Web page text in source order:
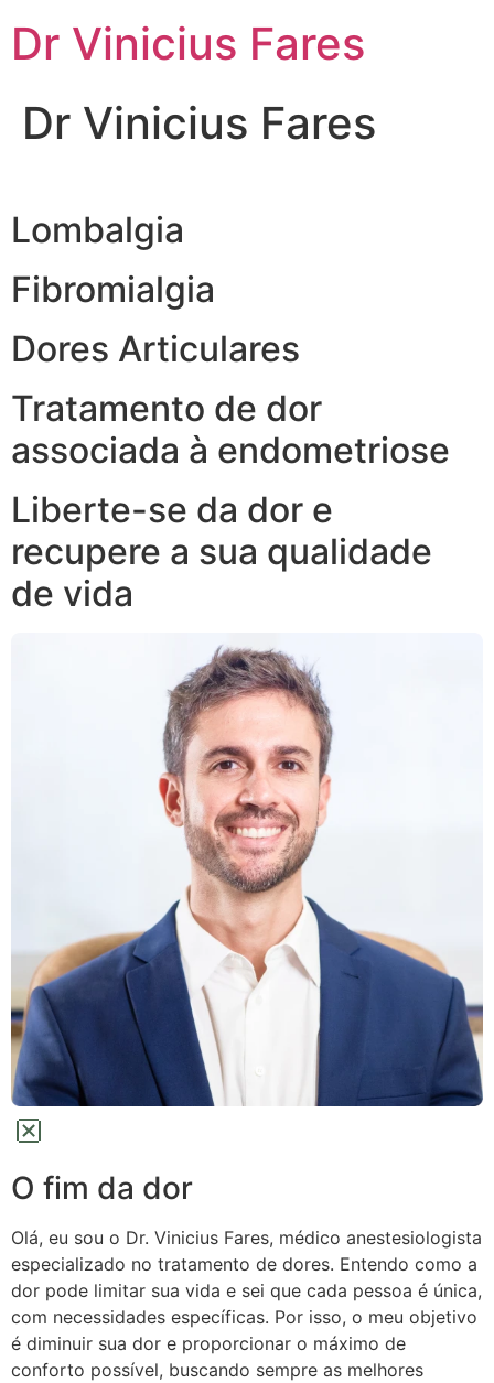
para
Dr Vinicius Fares
Dr Vinicius Fares
Lombalgia
Fibromialgia
Dores Articulares
Tratamento de dor
associada à endometriose
Liberte-se da dor e
recupere a sua qualidade
de vida
O fim da dor
Olá, eu sou o Dr. Vinicius Fares, médico anestesiologista
especializado no tratamento de dores. Entendo como a
dor pode limitar sua vida e sei que cada pessoa é única,
com necessidades específicas. Por isso, o meu objetivo
é diminuir sua dor e proporcionar o máximo de
conforto possível, buscando sempre as melhores